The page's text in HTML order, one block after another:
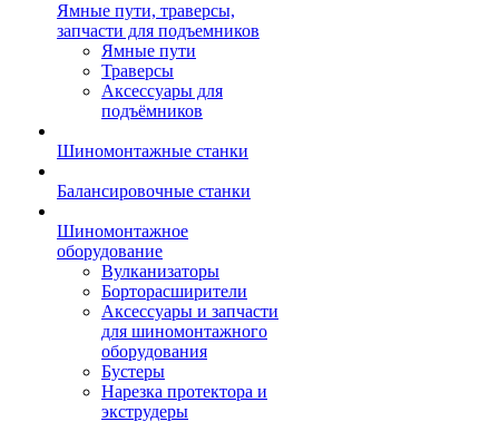
Ямные пути, траверсы,
запчасти для подъемников
Ямные пути
Траверсы
Аксессуары для
подъёмников
Шиномонтажные станки
Балансировочные станки
Шиномонтажное
оборудование
Вулканизаторы
Борторасширители
Аксессуары и запчасти
для шиномонтажного
оборудования
Бустеры
Нарезка протектора и
экструдеры